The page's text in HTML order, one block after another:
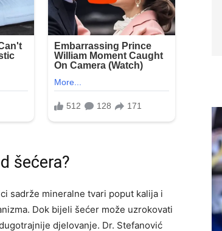
šećera?
sadrže mineralne tvari poput kalija i
Dok bijeli šećer može uzrokovati
djelovanje. Dr. Stefanović